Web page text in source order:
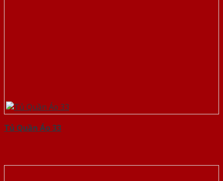
Tủ Quần Áo 33